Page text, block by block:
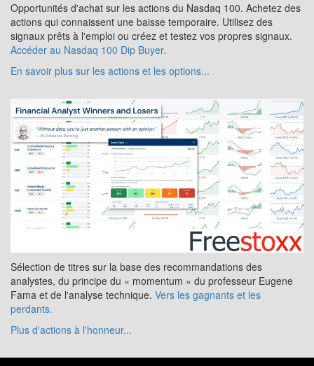
Opportunités d'achat sur les actions du Nasdaq 100. Achetez des
actions qui connaissent une baisse temporaire. Utilisez des
signaux prêts à l'emploi ou créez et testez vos propres signaux.
Accéder au Nasdaq 100 Dip Buyer.
En savoir plus sur les actions et les options...
Sélection de titres sur la base des recommandations des
analystes, du principe du « momentum » du professeur Eugene
Fama et de l'analyse technique. Vers les gagnants et les
perdants.
Plus d'actions à l'honneur...